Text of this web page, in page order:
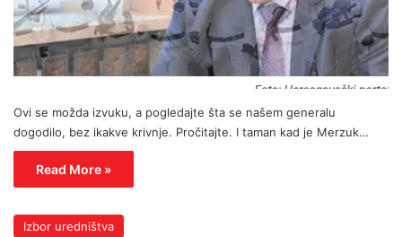
Ovi se možda izvuku, a pogledajte šta se našem generalu
dogodilo, bez ikakve krivnje. Pročitajte. I taman kad je Merzuk…
Read More »
Izbor uredništva